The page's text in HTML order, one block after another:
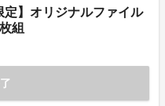
定】オリジナルファイル
組